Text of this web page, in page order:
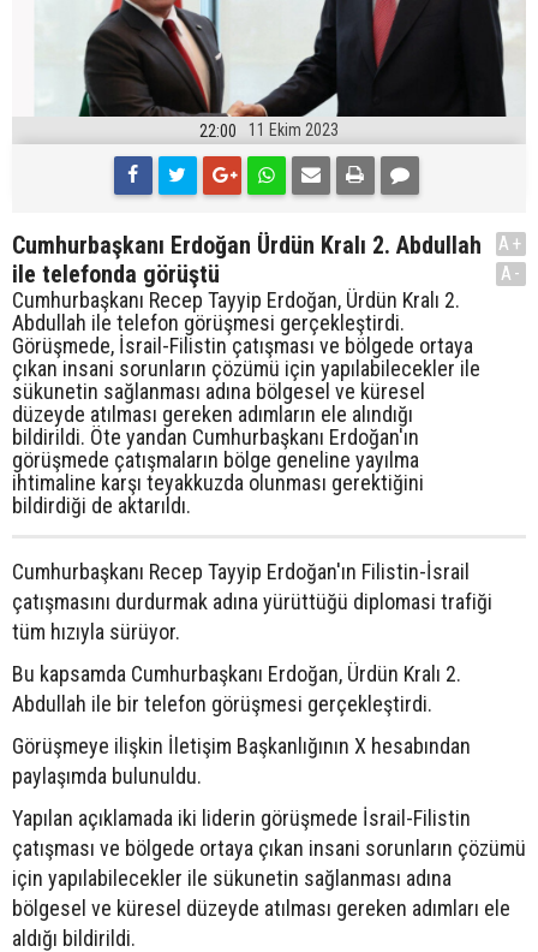
22:00 11 Ekim 2023
Cumhurbaşkanı Erdoğan Ürdün Kralı 2. Abdullah
ile telefonda görüştü
Cumhurbaşkanı Recep Tayyip Erdoğan, Ürdün Kralı 2.
Abdullah ile telefon görüşmesi gerçekleştirdi.
Görüşmede, İsrail-Filistin çatışması ve bölgede ortaya
çıkan insani sorunların çözümü için yapılabilecekler ile
sükunetin sağlanması adına bölgesel ve küresel
düzeyde atılması gereken adımların ele alındığı
bildirildi. Öte yandan Cumhurbaşkanı Erdoğan'ın
görüşmede çatışmaların bölge geneline yayılma
ihtimaline karşı teyakkuzda olunması gerektiğini
bildirdiği de aktarıldı.
A+
A-
Cumhurbaşkanı Recep Tayyip Erdoğan'ın Filistin-İsrail
çatışmasını durdurmak adına yürüttüğü diplomasi trafiği
tüm hızıyla sürüyor.
Bu kapsamda Cumhurbaşkanı Erdoğan, Ürdün Kralı 2.
Abdullah ile bir telefon görüşmesi gerçekleştirdi.
Görüşmeye ilişkin İletişim Başkanlığının X hesabından
paylaşımda bulunuldu.
Yapılan açıklamada iki liderin görüşmede İsrail-Filistin
çatışması ve bölgede ortaya çıkan insani sorunların çözümü
için yapılabilecekler ile sükunetin sağlanması adına
bölgesel ve küresel düzeyde atılması gereken adımları ele
aldığı bildirildi.